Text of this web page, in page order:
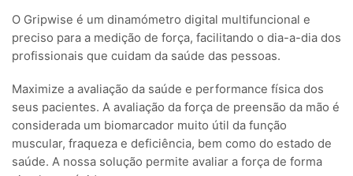
O Gripwise é um dinamómetro digital multifuncional e
preciso para a medição de força, facilitando o dia-a-dia dos
profissionais que cuidam da saúde das pessoas.
Maximize a avaliação da saúde e performance física dos
seus pacientes. A avaliação da força de preensão da mão é
considerada um biomarcador muito útil da função
muscular, fraqueza e deficiência, bem como do estado de
saúde. A nossa solução permite avaliar a força de forma